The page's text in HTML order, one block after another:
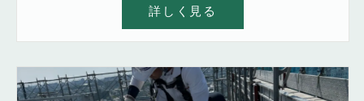
詳しく見る